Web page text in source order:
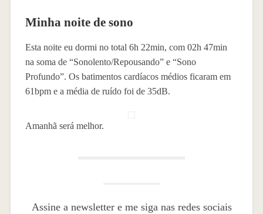
Minha noite de sono
Esta noite eu dormi no total 6h 22min, com 02h 47min
na soma de “Sonolento/Repousando” e “Sono
Profundo”. Os batimentos cardíacos médios ficaram em
61bpm e a média de ruído foi de 35dB.
Amanhã será melhor.
Assine a newsletter e me siga nas redes sociais